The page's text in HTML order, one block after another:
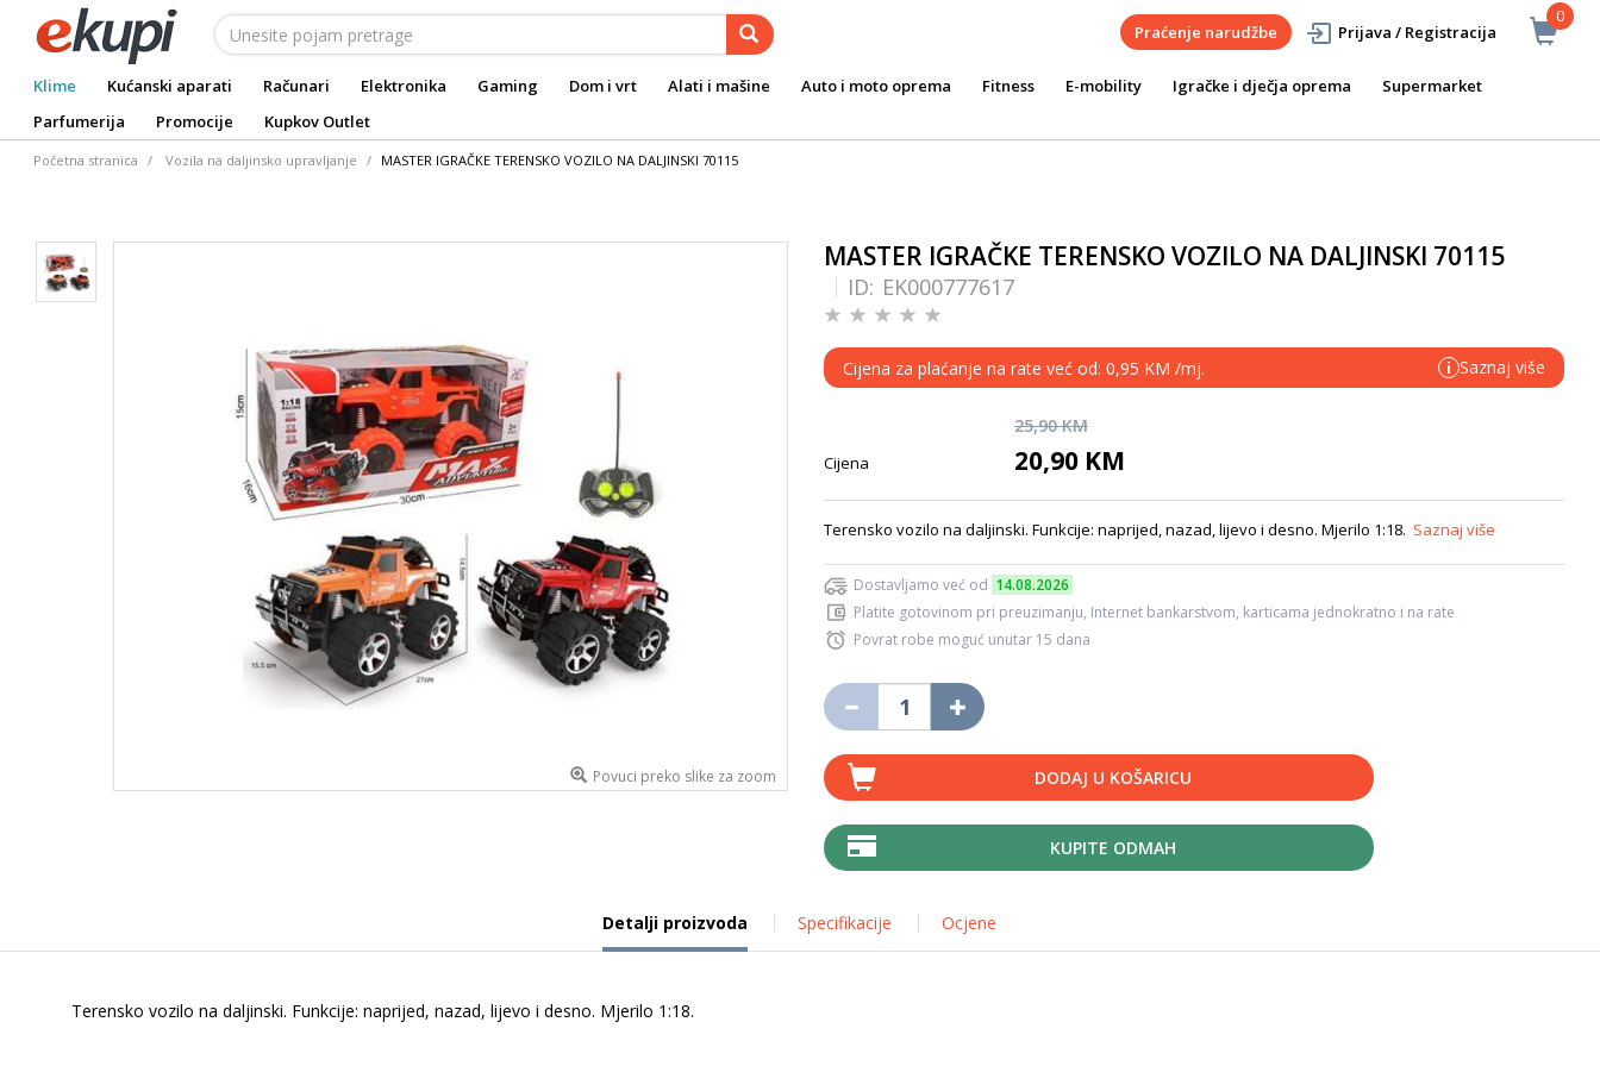
0
Praćenje narudžbe Prijava / Registracija
Klime Kućanski aparati Računari Elektronika Gaming Dom i vrt Alati i mašine Auto i moto oprema Fitness E-mobility Igračke i dječja oprema
Supermarket
Parfumerija
Promocije Kupkov Outlet
Početna stranica Vozila na daljinsko upravljanje MASTER IGRAČKE TERENSKO VOZILO NA DALJINSKI 70115
Povuci preko slike za zoom
MASTER IGRAČKE TERENSKO VOZILO NA DALJINSKI 70115
ID: EK000777617
Cijena za plaćanje na rate već od: 0,95 KM /mj. i Saznaj više
25,90 KM
Cijena 20,90 KM
Terensko vozilo na daljinski. Funkcije: naprijed, nazad, lijevo i desno. Mjerilo 1:18. Saznaj više
Dostavljamo već od 14.08.2026
Platite gotovinom pri preuzimanju, Internet bankarstvom, karticama jednokratno i na rate
Povrat robe moguć unutar 15 dana
DODAJ U KOŠARICU
KUPITE ODMAH
Detalji proizvoda Specifikacije Ocjene
Terensko vozilo na daljinski. Funkcije: naprijed, nazad, lijevo i desno. Mjerilo 1:18.